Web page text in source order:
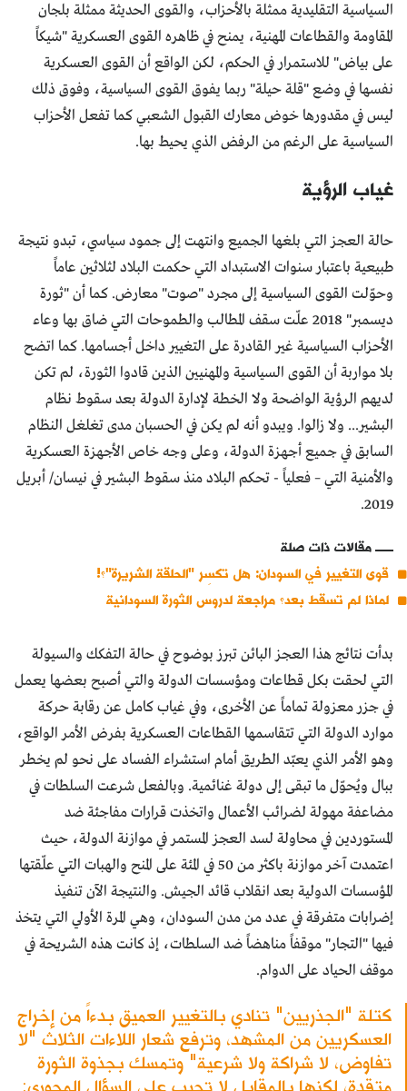
السياسية التقليدية ممثلة بالأحزاب، والقوى الحديثة ممثلة بلجان
المقاومة والقطاعات المهنية، يمنح في ظاهره القوى العسكرية "شيكاً
على بياض" للاستمرار في الحكم، لكن الواقع أن القوى العسكرية
نفسها في وضع "قلة حيلة" ربما يفوق القوى السياسية، وفوق ذلك
ليس في مقدورها خوض معارك القبول الشعبي كما تفعل الأحزاب
السياسية على الرغم من الرفض الذي يحيط بها.
غياب الرؤية
حالة العجز التي بلغها الجميع وانتهت إلى جمود سياسي، تبدو نتيجة
طبيعية باعتبار سنوات الاستبداد التي حكمت البلاد لثلاثين عاماً
وحوّلت القوى السياسية إلى مجرد "صوت" معارض. كما أن "ثورة
ديسمبر" 2018 علّت سقف المطالب والطموحات التي ضاق بها وعاء
الأحزاب السياسية غير القادرة على التغيير داخل أجسامها. كما اتضح
بلا مواربة أن القوى السياسية والمهنيين الذين قادوا الثورة، لم تكن
لديهم الرؤية الواضحة ولا الخطة لإدارة الدولة بعد سقوط نظام
البشير... ولا زالوا. ويبدو أنه لم يكن في الحسبان مدى تغلغل النظام
السابق في جميع أجهزة الدولة، وعلى وجه خاص الأجهزة العسكرية
والأمنية التي – فعلياً - تحكم البلاد منذ سقوط البشير في نيسان/ أبريل
2019.
مقالات ذات صلة
قوى التغيير في السودان: هل تكسِر "الحلقة الشريرة"؟!
لماذا لم تسقط بعد؟ مراجعة لدروس الثورة السودانية
بدأت نتائج هذا العجز البائن تبرز بوضوح في حالة التفكك والسيولة
التي لحقت بكل قطاعات ومؤسسات الدولة والتي أصبح بعضها يعمل
في جزر معزولة تماماً عن الأخرى، وفي غياب كامل عن رقابة حركة
موارد الدولة التي تتقاسمها القطاعات العسكرية بفرض الأمر الواقع،
وهو الأمر الذي يعبّد الطريق أمام استشراء الفساد على نحو لم يخطر
ببال ويُحوّل ما تبقى إلى دولة غنائمية. وبالفعل شرعت السلطات في
مضاعفة مهولة لضرائب الأعمال واتخذت قرارات مفاجئة ضد
المستوردين في محاولة لسد العجز المستمر في موازنة الدولة، حيث
اعتمدت آخر موازنة باكثر من 50 في المئة على المنح والهبات التي علّقتها
المؤسسات الدولية بعد انقلاب قائد الجيش. والنتيجة الآن تنفيذ
إضرابات متفرقة في عدد من مدن السودان، وهي المرة الأولي التي يتخذ
فيها "التجار" موقفاً مناهضاً ضد السلطات، إذ كانت هذه الشريحة في
موقف الحياد على الدوام.
كتلة "الجذريين" تنادي بالتغيير العميق بدءاً من إخراج
العسكريين من المشهد، وترفع شعار اللاءات الثلاث "لا
تفاوض، لا شراكة ولا شرعية" وتمسك بجذوة الثورة
متقدة، لكنها بالمقابل لا تجيب على السؤال المحوري: